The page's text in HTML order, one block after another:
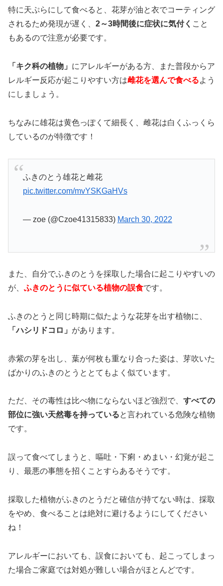
特に天ぷらにして食べると、花芽が油と衣でコーティング
されるため発現が遅く、 2～3時間後に症状に気付く こと
もあるので注意が必要です。
「キク科の植物」 にアレルギーがある方、また普段からア
レルギー反応が起こりやすい方は雌花を選んで食べるよう
にしましょう。
ちなみに雄花は黄色っぽくて細長く、雌花は白くふっくら
しているのが特徴です！
ふきのとう雄花と雌花
pic.twitter.com/mvYSKGaHVs
— zoe (@Czoe41315833) March 30, 2022
また、自分でふきのとうを採取した場合に起こりやすいの
が、 ふきのとうに似ている植物の誤食です。
ふきのとうと同じ時期に似たような花芽を出す植物に、
「ハシリドコロ」 があります。
赤紫の芽を出し、葉が何枚も重なり合った姿は、芽吹いた
ばかりのふきのとうととてもよく似ています。
ただ、その毒性は比べ物にならないほど強烈で、 すべての
部位に強い天然毒を持っていると言われている危険な植物
です。
誤って食べてしまうと、嘔吐・下痢・めまい・幻覚が起こ
り、最悪の事態を招くことすらあるそうです。
採取した植物がふきのとうだと確信が持てない時は、採取
をやめ、食べることは絶対に避けるようにしてください
ね！
アレルギーにおいても、誤食においても、起こってしまっ
た場合ご家庭では対処が難しい場合がほとんどです。